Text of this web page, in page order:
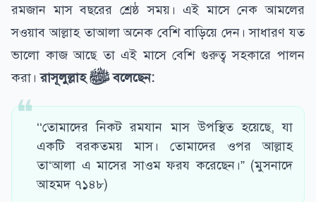
রমজান মাস বছরের শ্রেষ্ঠ সময়। এই মাসে নেক আমলের
সওয়াব আল্লাহ তাআলা অনেক বেশি বাড়িয়ে দেন। সাধারণ যত
ভালো কাজ আছে তা এই মাসে বেশি গুরুত্ব সহকারে পালন
করা।রাসূলুল্লাহﷺ বলেছেন:
‘‘তোমাদের নিকট রমযান মাস উপস্থিত হয়েছে, যা
একটি বরকতময় মাস। তোমাদের ওপর আল্লাহ
তা‘আলা এ মাসের সাওম ফরয করেছেন।” (মুসনাদে
আহমদ ৭১৪৮)